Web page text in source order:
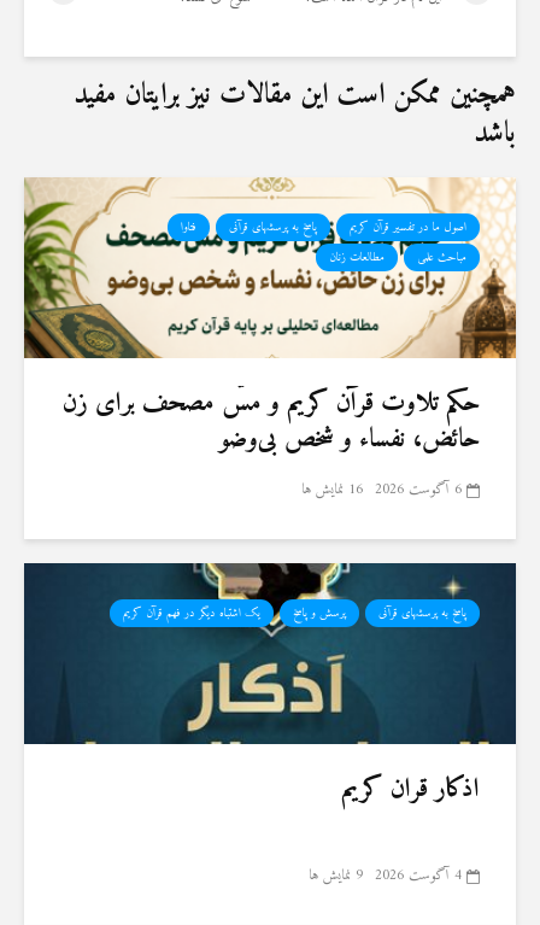
همچنین ممکن است این مقالات نیز برایتان مفید
باشد
اصول ما در تفسیر قرآن کریم پاسخ به پرسشهای قرآنی
فتاوا
مباحث علمی
مطالعات زنان
حكم تلاوت قرآن كريم و مسّ مصحف برای زن
حائض، نفساء و شخص بی‌وضو
6 آگوست 2026 16 نمایش ها
پاسخ به پرسشهای قرآنی پرسش و پاسخ یک اشتباه دیگر در فهم قرآن کریم
اذکار قران کریم
4 آگوست 2026 9 نمایش ها